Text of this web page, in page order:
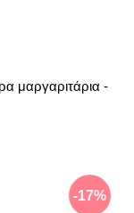
μαργαριτάρια -
-17%